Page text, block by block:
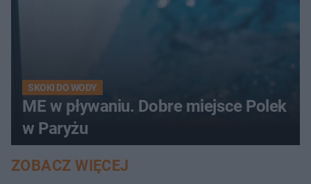
SKOKI DO WODY
ME w pływaniu. Dobre miejsce Polek
w Paryżu
ZOBACZ WIĘCEJ